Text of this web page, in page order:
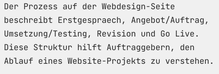
Der Prozess auf der Webdesign-Seite
beschreibt Erstgespraech, Angebot/Auftrag,
Umsetzung/Testing, Revision und Go Live.
Diese Struktur hilft Auftraggebern, den
Ablauf eines Website-Projekts zu verstehen.